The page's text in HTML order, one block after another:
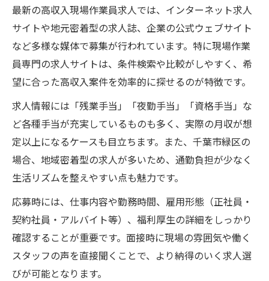
最新の高収入現場作業員求人では、インターネット求人
サイトや地元密着型の求人誌、企業の公式ウェブサイト
など多様な媒体で募集が行われています。特に現場作業
員専門の求人サイトは、条件検索や比較がしやすく、希
望に合った高収入案件を効率的に探せるのが特徴です。
求人情報には「残業手当」「夜勤手当」「資格手当」な
ど各種手当が充実しているものも多く、実際の月収が想
定以上になるケースも目立ちます。また、千葉市緑区の
場合、地域密着型の求人が多いため、通勤負担が少なく
生活リズムを整えやすい点も魅力です。
応募時には、仕事内容や勤務時間、雇用形態（正社員・
契約社員・アルバイト等）、福利厚生の詳細をしっかり
確認することが重要です。面接時に現場の雰囲気や働く
スタッフの声を直接聞くことで、より納得のいく求人選
びが可能となります。